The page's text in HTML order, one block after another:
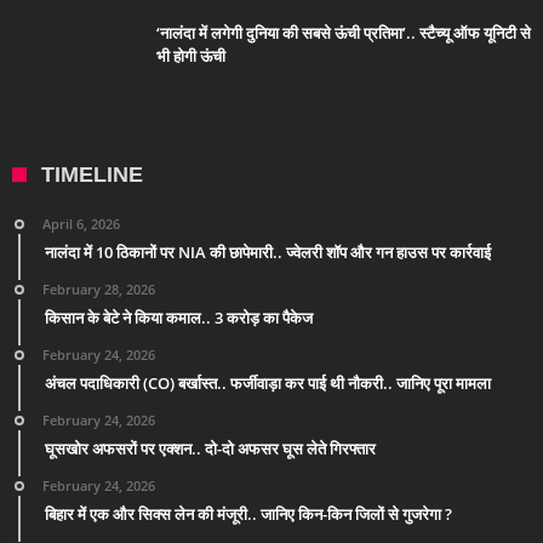
‘नालंदा में लगेगी दुनिया की सबसे ऊंची प्रतिमा’.. स्टैच्यू ऑफ यूनिटी से
भी होगी ऊंची
TIMELINE
April 6, 2026
नालंदा में 10 ठिकानों पर NIA की छापेमारी.. ज्वेलरी शॉप और गन हाउस पर कार्रवाई
February 28, 2026
किसान के बेटे ने किया कमाल.. 3 करोड़ का पैकेज
February 24, 2026
अंचल पदाधिकारी (CO) बर्खास्त.. फर्जीवाड़ा कर पाई थी नौकरी.. जानिए पूरा मामला
February 24, 2026
घूसखोर अफसरों पर एक्शन.. दो-दो अफसर घूस लेते गिरफ्तार
February 24, 2026
बिहार में एक और सिक्स लेन की मंजूरी.. जानिए किन-किन जिलों से गुजरेगा ?